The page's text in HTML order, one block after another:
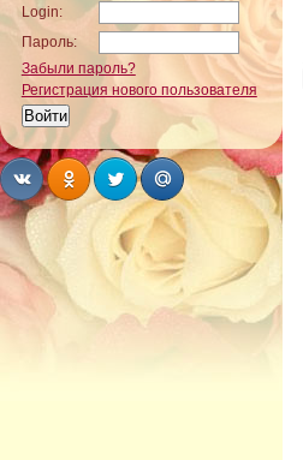
Login:
Пароль:
Забыли пароль?
Регистрация нового пользователя
Share Share Share Share